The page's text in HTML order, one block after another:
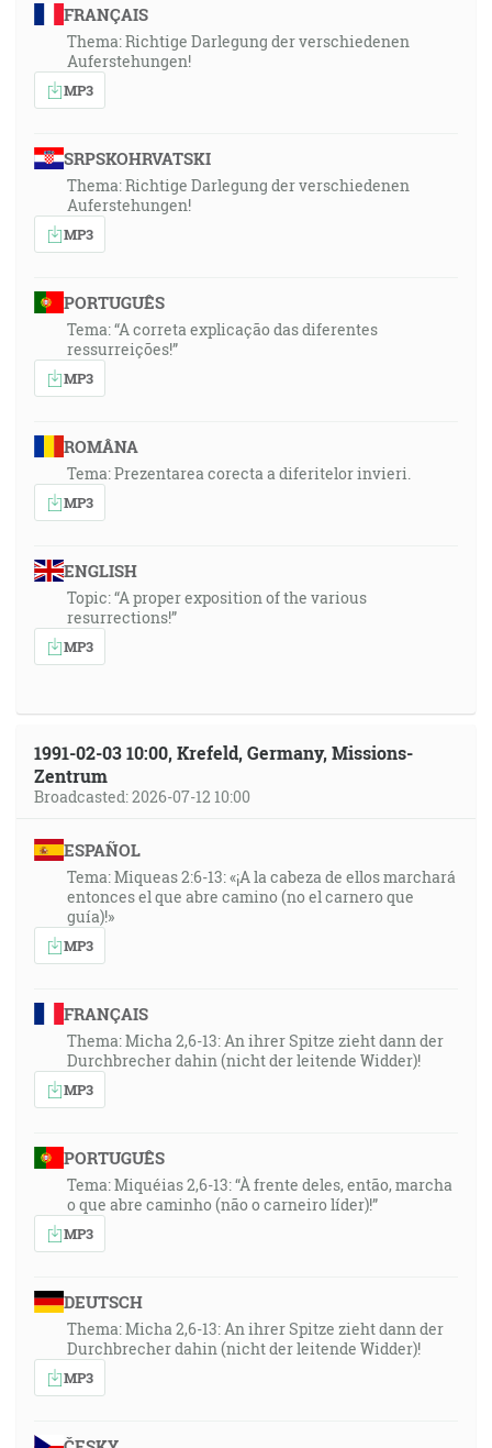
FRANÇAIS
Thema: Richtige Darlegung der verschiedenen
Auferstehungen!
MP3
SRPSKOHRVATSKI
Thema: Richtige Darlegung der verschiedenen
Auferstehungen!
MP3
PORTUGUÊS
Tema: “A correta explicação das diferentes
ressurreições!”
MP3
ROMÂNA
Tema: Prezentarea corecta a diferitelor invieri.
MP3
ENGLISH
Topic: “A proper exposition of the various
resurrections!”
MP3
1991-02-03 10:00, Krefeld, Germany, Missions-
Zentrum
Broadcasted: 2026-07-12 10:00
ESPAÑOL
Tema: Miqueas 2:6-13: «¡A la cabeza de ellos marchará
entonces el que abre camino (no el carnero que
guía)!»
MP3
FRANÇAIS
Thema: Micha 2,6-13: An ihrer Spitze zieht dann der
Durchbrecher dahin (nicht der leitende Widder)!
MP3
PORTUGUÊS
Tema: Miquéias 2,6-13: “À frente deles, então, marcha
o que abre caminho (não o carneiro líder)!”
MP3
DEUTSCH
Thema: Micha 2,6-13: An ihrer Spitze zieht dann der
Durchbrecher dahin (nicht der leitende Widder)!
MP3